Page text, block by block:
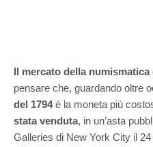
Il mercato della
pensare che, guardando oltre
del 1794è la moneta più
stata venduta, in un’asta
Galleries di New York City il